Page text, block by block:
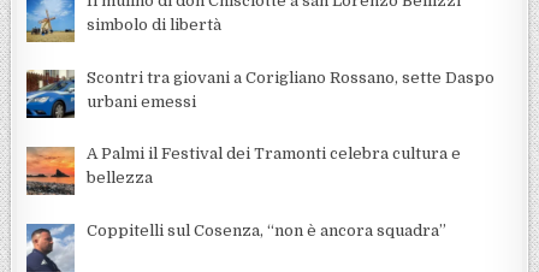
simbolo di libertà
Scontri tra giovani a Corigliano Rossano, sette Daspo
urbani emessi
A Palmi il Festival dei Tramonti celebra cultura e
bellezza
Coppitelli sul Cosenza, “non è ancora squadra”